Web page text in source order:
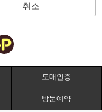
취소
도매인증
방문예약